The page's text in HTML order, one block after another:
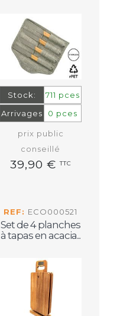
Stock:
711 pces
Arrivages
0 pces
prix public
conseillé
39,90 €TTC
REF: ECO000521
Set de 4 planches
à tapas en acacia...